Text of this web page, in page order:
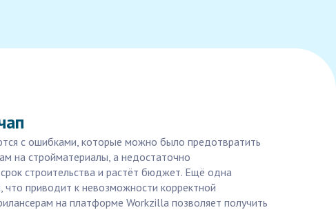
с ошибками, которые можно было предотвратить
на стройматериалы, а недостаточно
строительства и растёт бюджет. Ещё одна
приводит к невозможности корректной
на платформе Workzilla позволяет получить